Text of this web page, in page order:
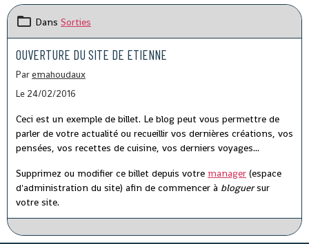
Dans Sorties
OUVERTURE DU SITE DE ETIENNE
Paremahoudaux
Le 24/02/2016
Ceci est un exemple de billet. Le blog peut vous permettre de
parler de votre actualité ou recueillir vos dernières créations, vos
pensées, vos recettes de cuisine, vos derniers voyages...
Supprimez ou modifier ce billet depuis votre manager (espace
d'administration du site) afin de commencer à bloguersur
votre site.